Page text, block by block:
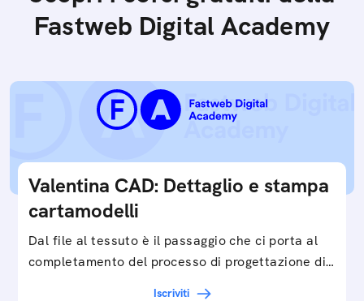
Fastweb Digital Academy
Valentina CAD: Dettaglio e stampa
cartamodelli
Dal file al tessuto è il passaggio che ci porta al
completamento del processo di progettazione di
Iscriviti